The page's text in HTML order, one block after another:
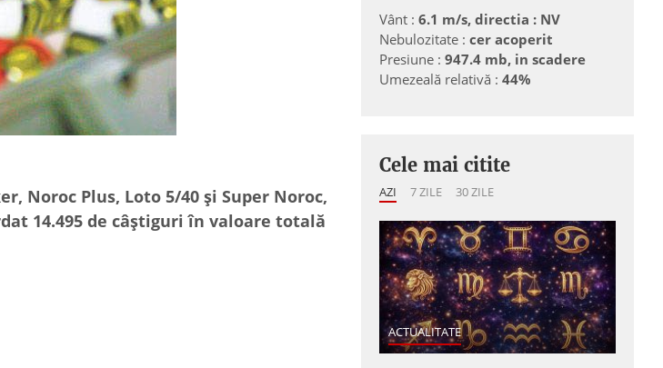
Noroc Plus, Loto 5/40 și Super Noroc,
14.495 de câștiguri în valoare totală
Vânt : 6.1 m/s, directia : NV
Nebulozitate : cer acoperit
Presiune : 947.4 mb, in scadere
Umezeală relativă : 44%
Cele mai citite
AZI 7 ZILE 30 ZILE
ACTUALITATE